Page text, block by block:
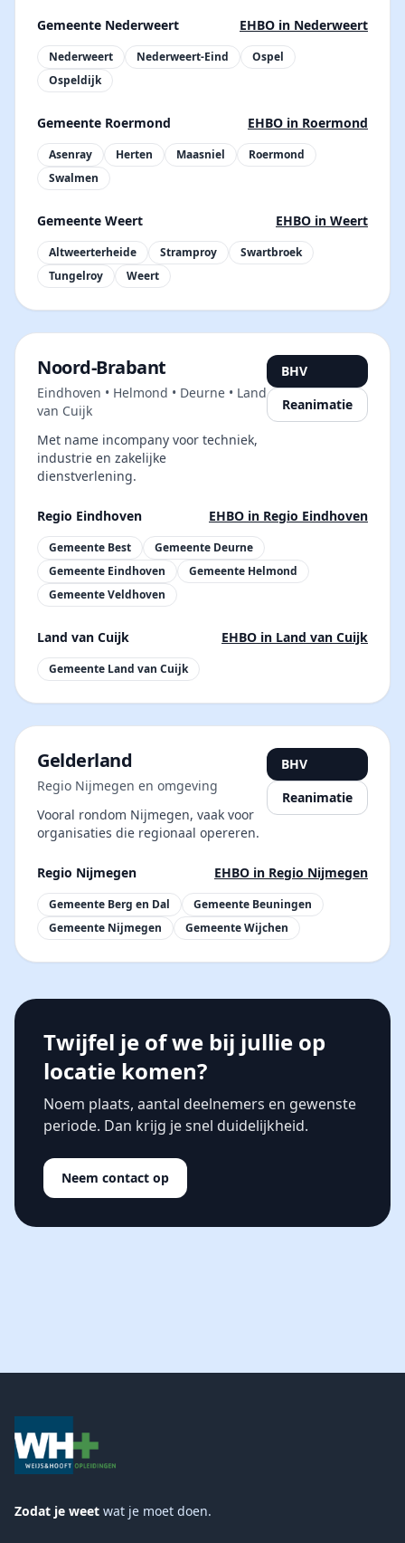
Gemeente Nederweert EHBO in Nederweert
Nederweert Nederweert-Eind
Ospel
Ospeldijk
Gemeente Roermond EHBO in Roermond
Asenray Herten Maasniel
Roermond
Swalmen
Gemeente Weert EHBO in Weert
Altweerterheide Stramproy
Swartbroek
Tungelroy
Weert
Noord-Brabant
Eindhoven • Helmond • Deurne • Land
van Cuijk
Met name incompany voor techniek,
industrie en zakelijke
dienstverlening.
BHV
Reanimatie
Regio Eindhoven EHBO in Regio Eindhoven
Gemeente Best
Gemeente Deurne
Gemeente Eindhoven
Gemeente Helmond
Gemeente Veldhoven
Land van Cuijk EHBO in Land van Cuijk
Gemeente Land van Cuijk
Gelderland
Regio Nijmegen en omgeving
Vooral rondom Nijmegen, vaak voor
organisaties die regionaal opereren.
BHV
Reanimatie
Regio Nijmegen EHBO in Regio Nijmegen
Gemeente Berg en Dal
Gemeente Beuningen
Gemeente Nijmegen
Gemeente Wijchen
Twijfel je of we bij jullie op
locatie komen?
Noem plaats, aantal deelnemers en gewenste
periode. Dan krijg je snel duidelijkheid.
Neem contact op
Zodat je weet wat je moet doen.